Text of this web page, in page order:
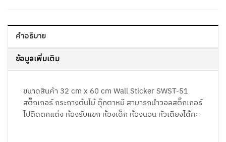
คำอธิบาย
ข้อมูลเพิ่มเติม
ขนาดสินค้า 32 cm x 60 cm Wall Sticker SWST-51
สติ๊กเกอร์ กระถางต้นไม้ ตุ๊กตาหมี สามารถนำวอลสติ๊กเกอร์
ไปติดตกแต่ง ห้องรับแขก ห้องเด็ก ห้องนอน หัวเตียงได้คะ